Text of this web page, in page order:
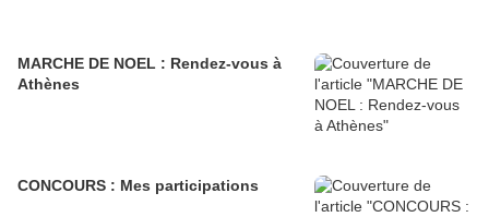
MARCHE DE NOEL : Rendez-vous à
Athènes
CONCOURS : Mes participations